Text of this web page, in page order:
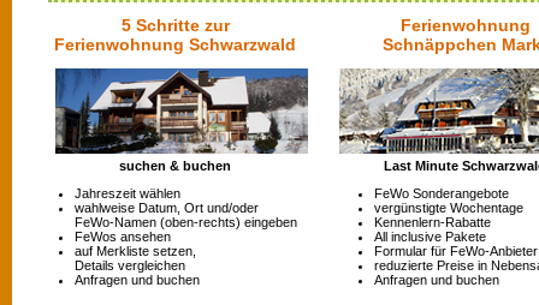
5 Schritte zur
Ferienwohnung Schwarzwald
Ferienwohnung
Schnäppchen
suchen & buchen
Jahreszeit wählen
wahlweise Datum, Ort und/oder
FeWo-Namen (oben-rechts) eingeben
FeWos ansehen
auf Merkliste setzen,
Details vergleichen
Anfragen und buchen
Last Minute
FeWo Sonderangebote
vergünstigte Wochentage
Kennenlern-Rabatte
All inclusive Pakete
Formular für FeWo-Anbieter
reduzierte Preise in
Anfragen und buchen